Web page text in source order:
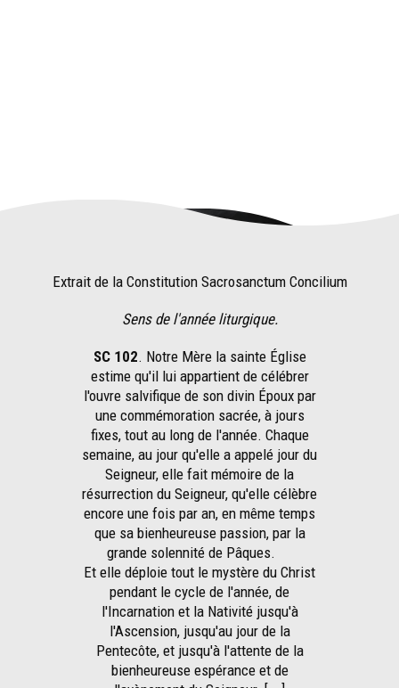
Extrait de la Constitution Sacrosanctum Concilium
Sens de l'année liturgique.
SC 102. Notre Mère la sainte Église
estime qu'il lui appartient de célébrer
l'ouvre salvifique de son divin Époux par
une commémoration sacrée, à jours
fixes, tout au long de l'année. Chaque
semaine, au jour qu'elle a appelé jour du
Seigneur, elle fait mémoire de la
résurrection du Seigneur, qu'elle célèbre
encore une fois par an, en même temps
que sa bienheureuse passion, par la
grande solennité de Pâques.
Et elle déploie tout le mystère du Christ
pendant le cycle de l'année, de
l'Incarnation et la Nativité jusqu'à
l'Ascension, jusqu'au jour de la
Pentecôte, et jusqu'à l'attente de la
bienheureuse espérance et de